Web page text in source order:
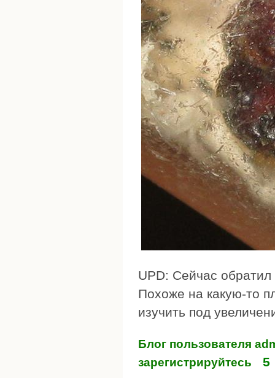
UPD: Сейчас
Похоже на какую-то
изучить под
Блог пользователя
зарегистрируйтесь
5